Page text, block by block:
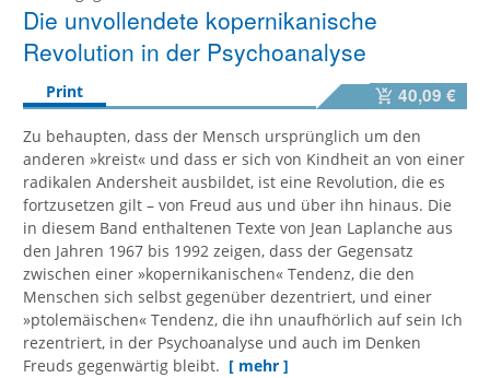
Die unvollendete kopernikanische
Revolution in der Psychoanalyse
Print 40,09 €
Zu behaupten, dass der Mensch ursprünglich um den
anderen »kreist« und dass er sich von Kindheit an von einer
radikalen Andersheit ausbildet, ist eine Revolution, die es
fortzusetzen gilt – von Freud aus und über ihn hinaus. Die
in diesem Band enthaltenen Texte von Jean Laplanche aus
den Jahren 1967 bis 1992 zeigen, dass der Gegensatz
zwischen einer »kopernikanischen« Tendenz, die den
Menschen sich selbst gegenüber dezentriert, und einer
»ptolemäischen« Tendenz, die ihn unaufhörlich auf sein Ich
rezentriert, in der Psychoanalyse und auch im Denken
Freuds gegenwärtig bleibt. [ mehr ]